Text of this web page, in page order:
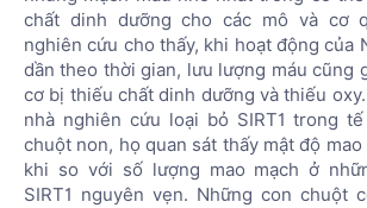
chất dinh dưỡng cho các mô và cơ
nghiên cứu cho thấy, khi hoạt động của
dần theo thời gian, lưu lượng máu cũng
cơ bị thiếu chất dinh dưỡng và thiếu
nhà nghiên cứu loại bỏ SIRT1 trong
chuột non, họ quan sát thấy mật độ
khi so với số lượng mao mạch ở
SIRT1 nguyên vẹn. Những con chuột